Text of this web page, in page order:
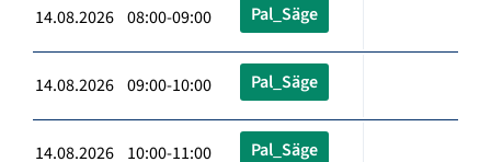
14.08.2026 08:00-09:00 Pal_Säge
14.08.2026 09:00-10:00 Pal_Säge
14.08.2026 10:00-11:00 Pal_Säge